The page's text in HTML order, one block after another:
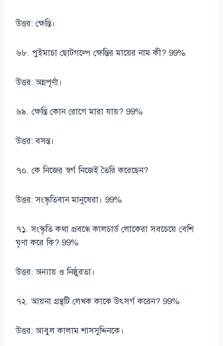
উত্তর: ক্ষেন্তি।
৬৮. পুইমাচা ছোটগল্পে ক্ষেন্তির মায়ের নাম কী? 99%
উত্তর: অন্নপূর্ণা।
৬৯. ক্ষেন্তি কোন রোগে মারা যায়? 99%
উত্তর: বসন্ত।
৭০. কে নিজের স্বর্গ নিজেই তৈরি করেছেন?
উত্তর: সংস্কৃতিবান মানুষেরা। 99%
৭১. সংস্কৃতি কথা প্রবন্ধে কালচার্ড লোকেরা সবচেয়ে বেশি
ঘৃণা করে কি? 99%
উত্তর: অন্যায় ও নিষ্ঠুরতা।
৭২. আয়না গ্রন্থটি লেখক কাকে উৎসর্গ করেন? 99%
উত্তর: আবুল কালাম শাসসুদ্দিনকে।